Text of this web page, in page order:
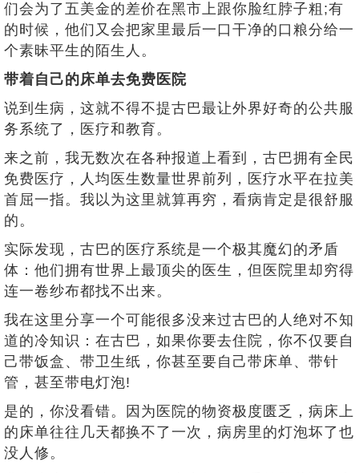
们会为了五美金的差价在黑市上跟你脸红脖子粗;有
的时候，他们又会把家里最后一口干净的口粮分给一
个素昧平生的陌生人。
带着自己的床单去免费医院
说到生病，这就不得不提古巴最让外界好奇的公共服
务系统了，医疗和教育。
来之前，我无数次在各种报道上看到，古巴拥有全民
免费医疗，人均医生数量世界前列，医疗水平在拉美
首屈一指。我以为这里就算再穷，看病肯定是很舒服
的。
实际发现，古巴的医疗系统是一个极其魔幻的矛盾
体：他们拥有世界上最顶尖的医生，但医院里却穷得
连一卷纱布都找不出来。
我在这里分享一个可能很多没来过古巴的人绝对不知
道的冷知识：在古巴，如果你要去住院，你不仅要自
己带饭盒、带卫生纸，你甚至要自己带床单、带针
管，甚至带电灯泡!
是的，你没看错。因为医院的物资极度匮乏，病床上
的床单往往几天都换不了一次，病房里的灯泡坏了也
没人修。